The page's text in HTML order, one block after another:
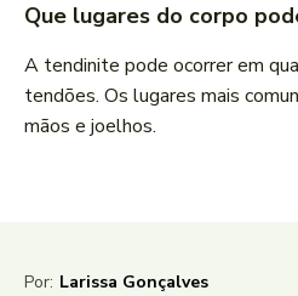
Que lugares do corpo
A tendinite pode ocorrer em
tendões. Os lugares mais
mãos e joelhos.
Por: Larissa Gonçalves